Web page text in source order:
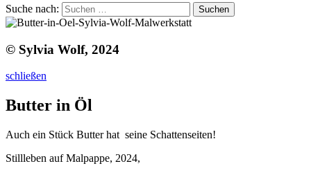
Suche nach:
© Sylvia Wolf, 2024
schließen
Butter in Öl
Auch ein Stück Butter hat seine Schattenseiten!
Stillleben auf Malpappe, 2024,